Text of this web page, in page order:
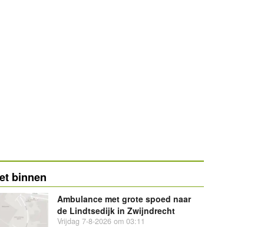
binnen
Ambulance met grote spoed naar
de Lindtsedijk in Zwijndrecht
Vrijdag 7-8-2026 om 03:11